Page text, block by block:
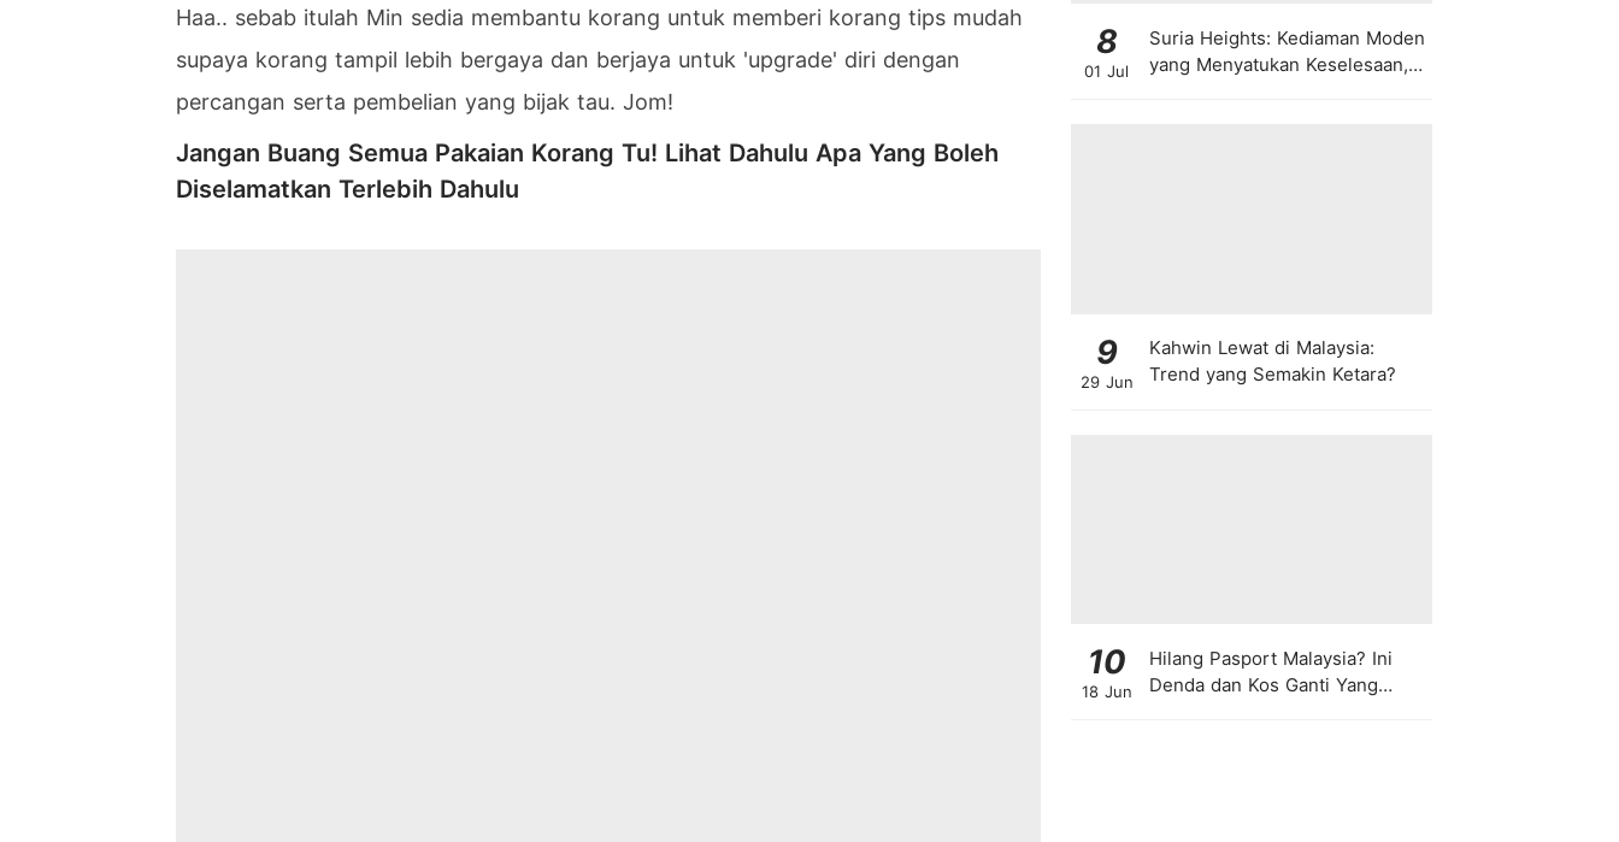
Haa.. sebab itulah Min sedia membantu korang untuk memberi korang tips mudah
supaya korang tampil lebih bergaya dan berjaya untuk 'upgrade' diri dengan
percangan serta pembelian yang bijak tau. Jom!
Jangan Buang Semua Pakaian Korang Tu! Lihat Dahulu Apa Yang Boleh
Diselamatkan Terlebih Dahulu
8
01 Jul
Suria Heights: Kediaman Moden
yang Menyatukan Keselesaan,
9
29 Jun
Kahwin Lewat di Malaysia:
Trend yang Semakin Ketara?
10
18 Jun
Hilang Pasport Malaysia? Ini
Denda dan Kos Ganti Yang